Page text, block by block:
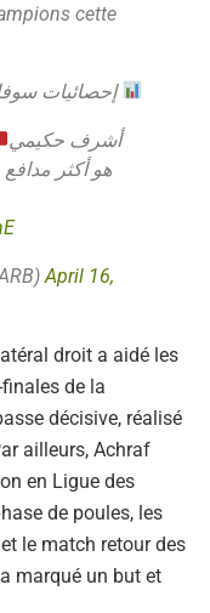
cette
إحصائيات
أشرف حكيمي
هو أكثر
April 16,
droit a aidé les
de la
décisive, réalisé
ailleurs, Achraf
en Ligue des
de poules, les
le match retour des
marqué un but et